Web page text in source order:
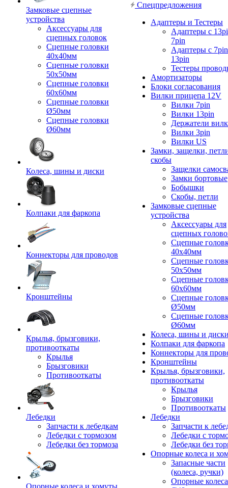
Замковые сцепные
устройства
Аксессуары для
сцепных головок
Сцепные головки
40x40мм
Сцепные головки
50x50мм
Сцепные головки
60x60мм
Сцепные головки
Ø50мм
Сцепные головки
Ø60мм
Колеса, шины и диски
Колпаки для фаркопа
Коннекторы для проводов
Кронштейны
Крылья, брызговики,
противооткаты
Крылья
Брызговики
Противооткаты
Лебедки
Запчасти к лебедкам
Лебедки с тормозом
Лебедки без тормоза
Опорные колеса и хомуты
Спецпредложения
Адаптеры и Тестеры
Адаптеры с
7pin
Адаптеры с
13pin
Тестеры
Амортизаторы
Блоки согласования
Вилки прицепа 12V
Вилки 7pin
Вилки 13pin
Держатели
Вилки 3pin
Вилки US
Замки, защелки,
скобы
Защелки
Замки бортовые
Бобышки
Скобы, петли
Замковые сцепные
устройства
Аксессуары для
сцепных
Сцепные
40x40мм
Сцепные
50x50мм
Сцепные
60x60мм
Сцепные
Ø50мм
Сцепные
Ø60мм
Колеса, шины и
Колпаки для фаркопа
Коннекторы для
Кронштейны
Крылья, брызговики,
противооткаты
Крылья
Брызговики
Противооткаты
Лебедки
Запчасти к
Лебедки с
Лебедки без
Опорные колеса и
Запасные части
(колеса, ручки)
Опорные колеса